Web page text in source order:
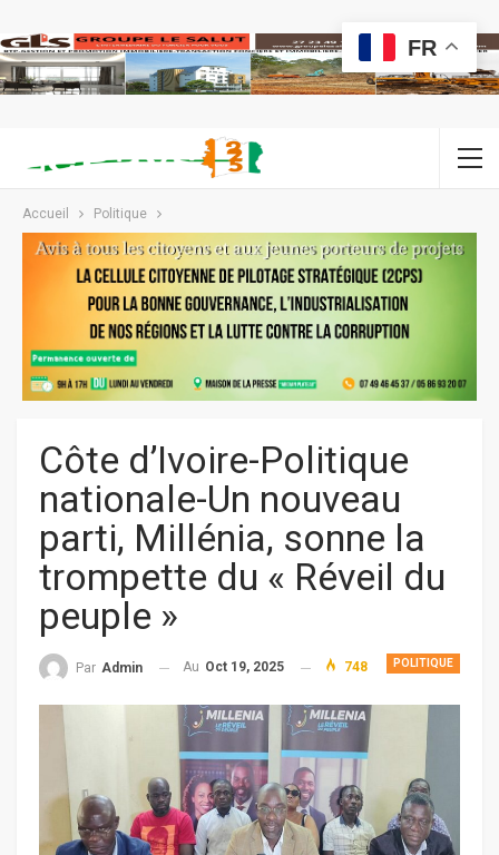
Accueil Politique
Côte d’Ivoire-Politique
nationale-Un nouveau
parti, Millénia, sonne la
trompette du « Réveil du
peuple »
POLITIQUE
Par Admin Au Oct 19, 2025 748
FR